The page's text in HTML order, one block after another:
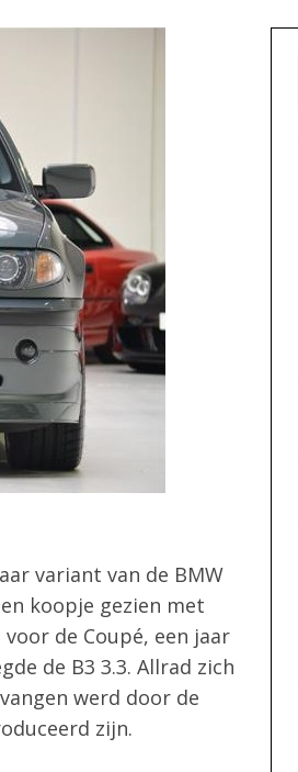
variant van de BMW
koopje gezien met
de Coupé, een jaar
de B3 3.3. Allrad zich
werd door de
zijn.